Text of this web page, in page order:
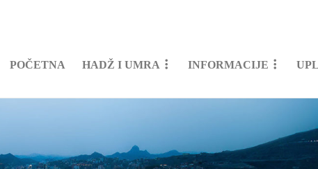
POČETNA HADŽ I UMRA INFORMACIJE